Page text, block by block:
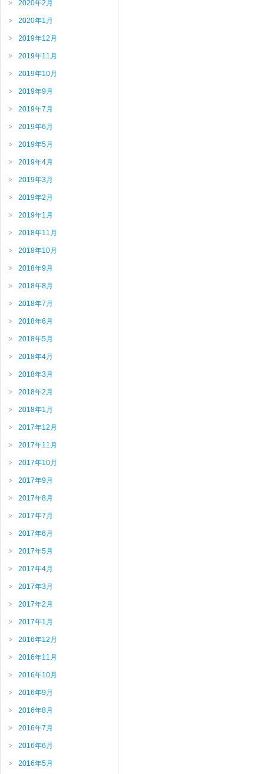
2020年2月
2020年1月
2019年12月
2019年11月
2019年10月
2019年9月
2019年7月
2019年6月
2019年5月
2019年4月
2019年3月
2019年2月
2019年1月
2018年11月
2018年10月
2018年9月
2018年8月
2018年7月
2018年6月
2018年5月
2018年4月
2018年3月
2018年2月
2018年1月
2017年12月
2017年11月
2017年10月
2017年9月
2017年8月
2017年7月
2017年6月
2017年5月
2017年4月
2017年3月
2017年2月
2017年1月
2016年12月
2016年11月
2016年10月
2016年9月
2016年8月
2016年7月
2016年6月
2016年5月